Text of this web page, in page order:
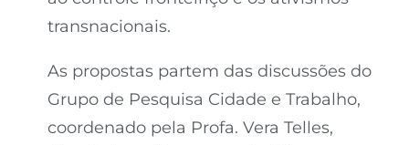
transnacionais.
As propostas partem das discussões do
Grupo de Pesquisa Cidade e Trabalho,
coordenado pela Profa. Vera Telles,